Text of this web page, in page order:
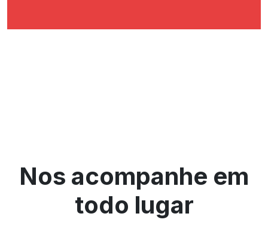
Nos acompanhe em
todo lugar